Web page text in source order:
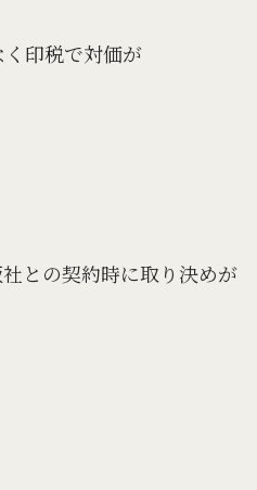
印税で対価が
との契約時に取り決めが